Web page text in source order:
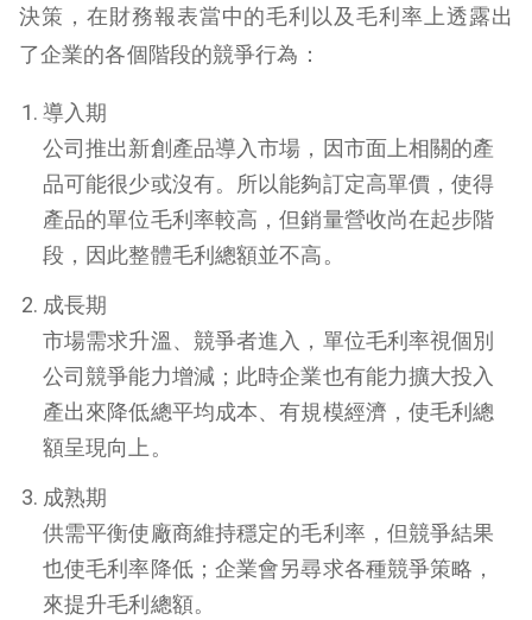
決策，在財務報表當中的毛利以及毛利率上透露出
了企業的各個階段的競爭行為：
導入期
公司推出新創產品導入市場，因市面上相關的產
品可能很少或沒有。所以能夠訂定高單價，使得
產品的單位毛利率較高，但銷量營收尚在起步階
段，因此整體毛利總額並不高。
成長期
市場需求升溫、競爭者進入，單位毛利率視個別
公司競爭能力增減；此時企業也有能力擴大投入
產出來降低總平均成本、有規模經濟，使毛利總
額呈現向上。
成熟期
供需平衡使廠商維持穩定的毛利率，但競爭結果
也使毛利率降低；企業會另尋求各種競爭策略，
來提升毛利總額。